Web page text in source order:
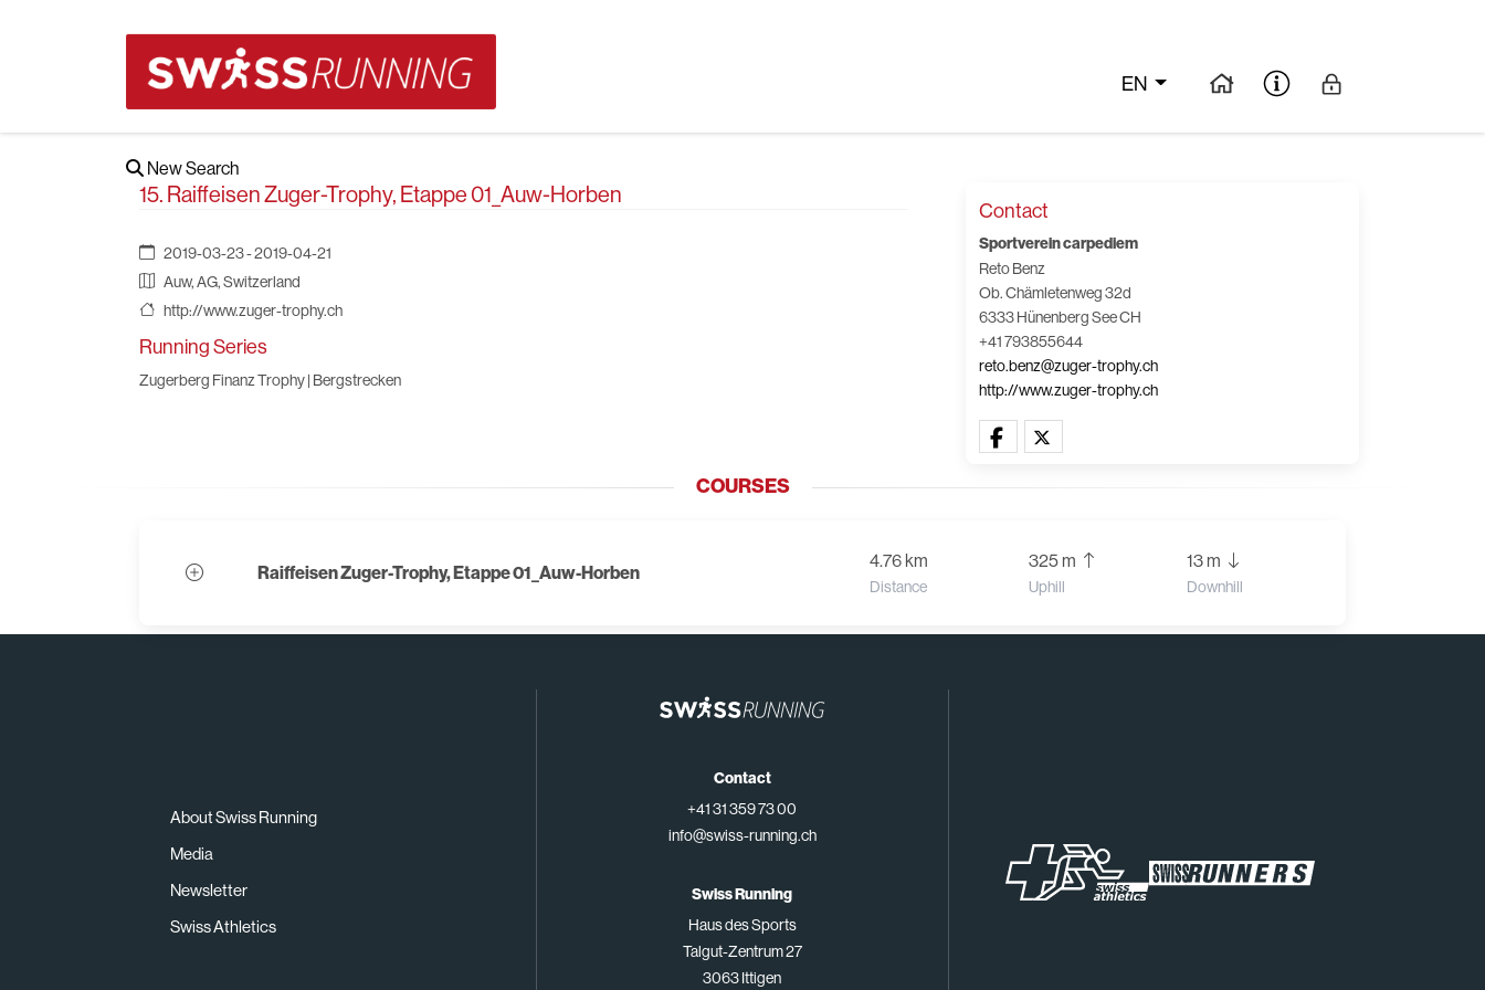
EN
New Search
15. Raiffeisen Zuger-Trophy, Etappe 01_Auw-Horben
2019-03-23 - 2019-04-21
Auw, AG, Switzerland
http://www.zuger-trophy.ch
Running Series
Zugerberg Finanz Trophy | Bergstrecken
Contact
Sportverein carpediem
Reto Benz
Ob. Chämletenweg 32d
6333 Hünenberg See CH
+41 793855644
reto.benz@zuger-trophy.ch
http://www.zuger-trophy.ch
COURSES
Raiffeisen Zuger-Trophy, Etappe 01_Auw-Horben
4.76 km
Distance
325 m
Uphill
13 m
Downhill
About Swiss Running
Media
Newsletter
Swiss Athletics
Contact
+41 31 359 73 00
info@swiss-running.ch
Swiss Running
Haus des Sports
Talgut-Zentrum 27
3063 Ittigen